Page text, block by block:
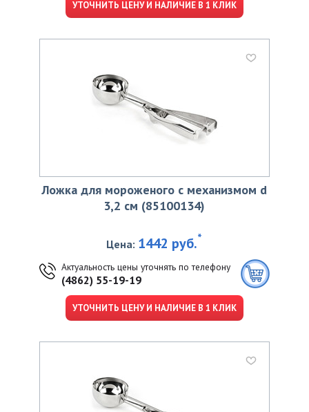
УТОЧНИТЬ ЦЕНУ И НАЛИЧИЕ В 1 КЛИК
Ложка для мороженого с механизмом d
3,2 см (85100134)
Цена: 1442 руб.*
Актуальность цены уточнять по телефону
(4862) 55-19-19
УТОЧНИТЬ ЦЕНУ И НАЛИЧИЕ В 1 КЛИК